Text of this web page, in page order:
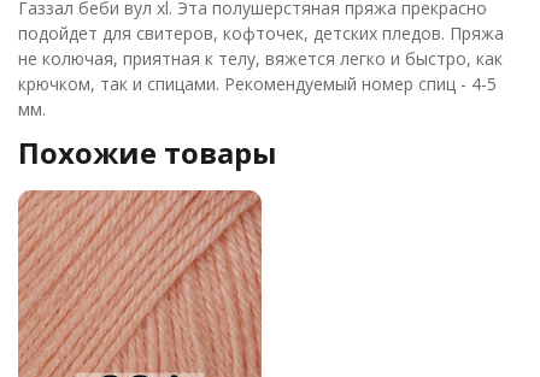
Газзал беби вул xl. Эта полушерстяная пряжа прекрасно
подойдет для свитеров, кофточек, детских пледов. Пряжа
не колючая, приятная к телу, вяжется легко и быстро, как
крючком, так и спицами. Рекомендуемый номер спиц - 4-5
мм.
Похожие товары